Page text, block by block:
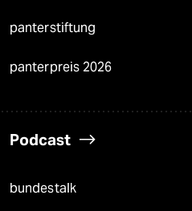
panterstiftung
panterpreis 2026
Podcast
bundestalk